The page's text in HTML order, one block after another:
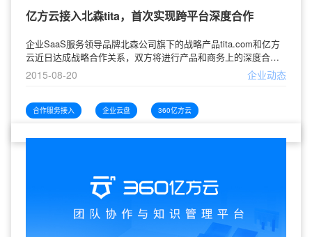
亿方云接入北森tita，首次实现跨平台深度合作
企业SaaS服务领导品牌北森公司旗下的战略产品tita.com和亿方
云近日达成战略合作关系，双方将进行产品和商务上的深度合
作，为客户提供“工作计划管理＋企业文件管理”的SaaS产品选
择，提升双方产品的服务和体验。tita.com隶属于企业SaaS服务
台。在北森tita上，能帮助企业实现从工作计划制定、执行、跟
踪、反馈、考核、总结的工作闭环，帮
2015-08-20 企业动态
合作服务接入 企业云盘 360亿方云